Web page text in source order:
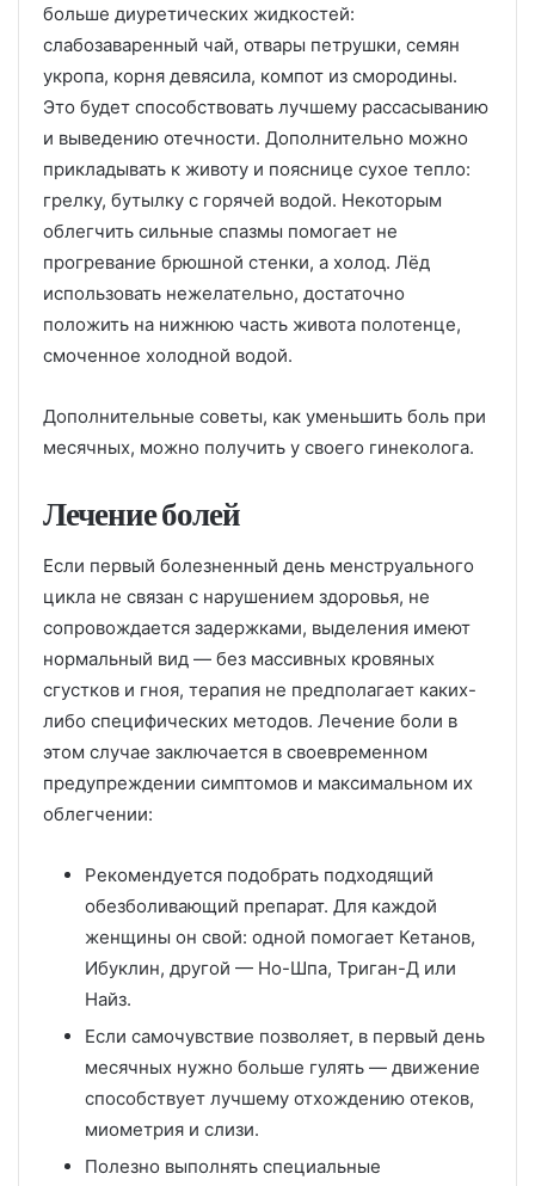
больше диуретических жидкостей:
слабозаваренный чай, отвары петрушки, семян
укропа, корня девясила, компот из смородины.
Это будет способствовать лучшему рассасыванию
и выведению отечности. Дополнительно можно
прикладывать к животу и пояснице сухое тепло:
грелку, бутылку с горячей водой. Некоторым
облегчить сильные спазмы помогает не
прогревание брюшной стенки, а холод. Лёд
использовать нежелательно, достаточно
положить на нижнюю часть живота полотенце,
смоченное холодной водой.
Дополнительные советы, как уменьшить боль при
месячных, можно получить у своего гинеколога.
Лечение болей
Если первый болезненный день менструального
цикла не связан с нарушением здоровья, не
сопровождается задержками, выделения имеют
нормальный вид — без массивных кровяных
сгустков и гноя, терапия не предполагает каких-
либо специфических методов. Лечение боли в
этом случае заключается в своевременном
предупреждении симптомов и максимальном их
облегчении:
Рекомендуется подобрать подходящий
обезболивающий препарат. Для каждой
женщины он свой: одной помогает Кетанов,
Ибуклин, другой — Но-Шпа, Триган-Д или
Найз.
Если самочувствие позволяет, в первый день
месячных нужно больше гулять — движение
способствует лучшему отхождению отеков,
миометрия и слизи.
Полезно выполнять специальные